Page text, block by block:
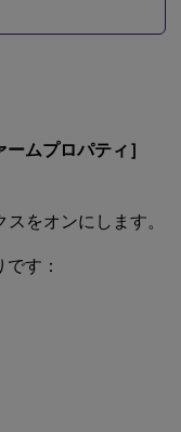
ームプロパティ］
をオンにします。
す：